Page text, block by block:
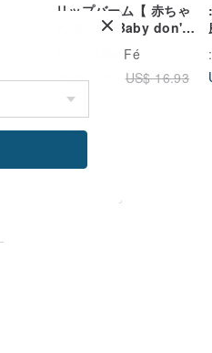
リップバーム【 赤ちゃ
ん 笑って Baby don't
cry 】Lip balm
Lilla Fé
US$ 11.01
US$ 16.93